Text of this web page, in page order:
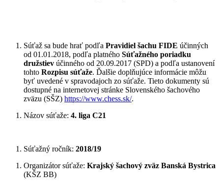
Súťaž sa bude hrať podľa Pravidiel šachu FIDE účinných
od 01.01.2018, podľa platného Súťažného poriadku
družstiev účinného od 20.09.2017 (SPD) a podľa ustanovení
tohto Rozpisu súťaže. Ďalšie doplňujúce informácie môžu
byť uvedené v spravodajoch zo súťaže. Tieto dokumenty sú
dostupné na internetovej stránke Slovenského šachového
zväzu (SŠZ) https://www.chess.sk/.
Názov súťaže: 4. liga C21
Súťažný ročník: 2018/19
Organizátor súťaže: Krajský šachový zväz Banská Bystrica
(KŠZ BB)